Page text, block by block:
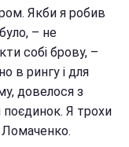
Якби я робив
– не
собі брову, –
в рингу і для
довелося з
Я трохи
Ломаченко.